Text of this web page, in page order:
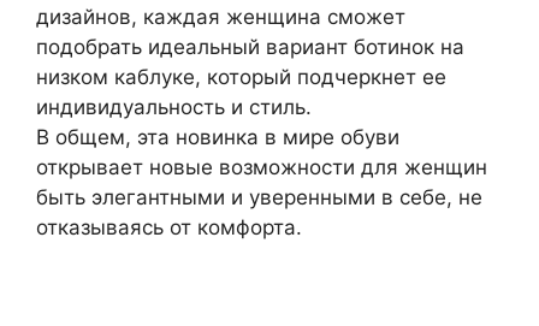
дизайнов, каждая женщина сможет
подобрать идеальный вариант ботинок на
низком каблуке, который подчеркнет ее
индивидуальность и стиль.
В общем, эта новинка в мире обуви
открывает новые возможности для женщин
быть элегантными и уверенными в себе, не
отказываясь от комфорта.